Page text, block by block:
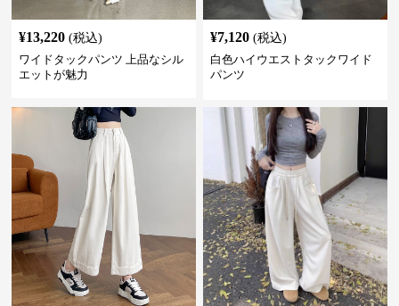
¥13,220 (税込)
ワイドタックパンツ 上品なシル
エットが魅力
¥7,120 (税込)
白色ハイウエストタックワイド
パンツ